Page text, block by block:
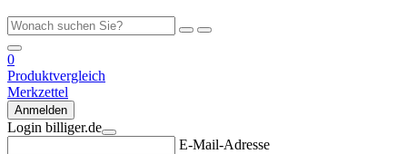
0
Produktvergleich
Merkzettel
Anmelden
Login billiger.de
E-Mail-Adresse